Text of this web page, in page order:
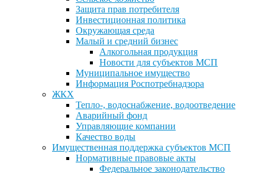
Защита прав потребителя
Инвестиционная политика
Окружающая среда
Малый и средний бизнес
Алкогольная продукция
Новости для субъектов МСП
Муниципальное имущество
Информация Роспотребнадзора
ЖКХ
Тепло-, водоснабжение, водоотведение
Аварийный фонд
Управляющие компании
Качество воды
Имущественная поддержка субъектов МСП
Нормативные правовые акты
Федеральное законодательство